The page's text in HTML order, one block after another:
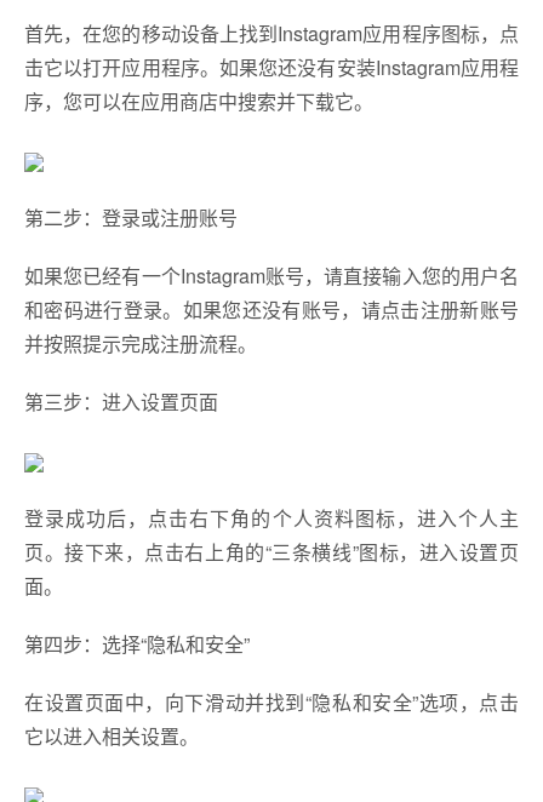
首先，在您的移动设备上找到Instagram应用程序图标，点
击它以打开应用程序。如果您还没有安装Instagram应用程
序，您可以在应用商店中搜索并下载它。
第二步：登录或注册账号
如果您已经有一个Instagram账号，请直接输入您的用户名
和密码进行登录。如果您还没有账号，请点击注册新账号
并按照提示完成注册流程。
第三步：进入设置页面
登录成功后，点击右下角的个人资料图标，进入个人主
页。接下来，点击右上角的“三条横线”图标，进入设置页
面。
第四步：选择“隐私和安全”
在设置页面中，向下滑动并找到“隐私和安全”选项，点击
它以进入相关设置。